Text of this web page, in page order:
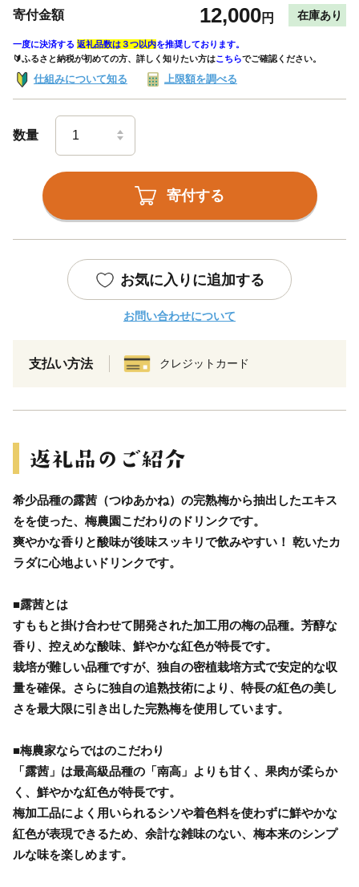
寄付金額 12,000円 在庫あり
一度に決済する 返礼品数は３つ以内を推奨しております。
🔰ふるさと納税が初めての方、詳しく知りたい方はこちらでご確認ください。
仕組みについて知る 上限額を調べる
数量
寄付する
お気に入りに追加する
お問い合わせについて
支払い方法 クレジットカード
希少品種の露茜（つゆあかね）の完熟梅から抽出したエキス
をを使った、梅農園こだわりのドリンクです。
爽やかな香りと酸味が後味スッキリで飲みやすい！ 乾いたカ
ラダに心地よいドリンクです。
■露茜とは
すももと掛け合わせて開発された加工用の梅の品種。芳醇な
香り、控えめな酸味、鮮やかな紅色が特長です。
栽培が難しい品種ですが、独自の密植栽培方式で安定的な収
量を確保。さらに独自の追熟技術により、特長の紅色の美し
さを最大限に引き出した完熟梅を使用しています。
■梅農家ならではのこだわり
「露茜」は最高級品種の「南高」よりも甘く、果肉が柔らか
く、鮮やかな紅色が特長です。
梅加工品によく用いられるシソや着色料を使わずに鮮やかな
紅色が表現できるため、余計な雑味のない、梅本来のシンプ
ルな味を楽しめます。